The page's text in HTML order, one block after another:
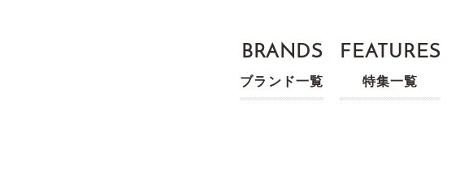
BRANDS
ブランド一覧
FEATURES
特集一覧